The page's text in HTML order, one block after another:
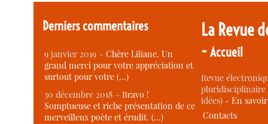
Derniers commentaires
9 janvier 2019 –Chère Liliane, Un
grand merci pour votre appréciation et
surtout pour votre (…)
30 décembre 2018 –Bravo !
Somptueuse et riche présentation de ce
merveilleux poète et érudit. (…)
La Revue
-Accueil
Revue
idées) -En
Contacts